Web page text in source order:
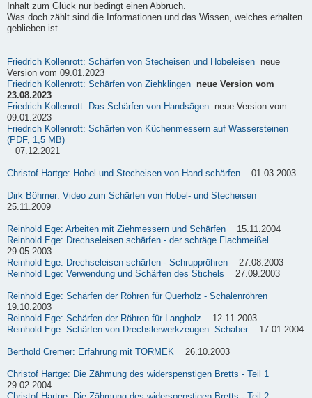
Inhalt zum Glück nur bedingt einen Abbruch.
Was doch zählt sind die Informationen und das Wissen, welches erhalten
geblieben ist.
Friedrich Kollenrott: Schärfen von Stecheisen und Hobeleisen neue
Version vom 09.01.2023
Friedrich Kollenrott: Schärfen von Ziehklingen
neue Version vom
23.08.2023
Friedrich Kollenrott: Das Schärfen von Handsägen neue Version vom
09.01.2023
Friedrich Kollenrott: Schärfen von Küchenmessern auf Wassersteinen
(PDF, 1,5 MB)
07.12.2021
Christof Hartge: Hobel und Stecheisen von Hand schärfen 01.03.2003
Dirk Böhmer: Video zum Schärfen von Hobel- und Stecheisen
25.11.2009
Reinhold Ege: Arbeiten mit Ziehmessern und Schärfen 15.11.2004
Reinhold Ege: Drechseleisen schärfen - der schräge Flachmeißel
29.05.2003
Reinhold Ege: Drechseleisen schärfen - Schruppröhren 27.08.2003
Reinhold Ege: Verwendung und Schärfen des Stichels 27.09.2003
Reinhold Ege: Schärfen der Röhren für Querholz - Schalenröhren
19.10.2003
Reinhold Ege: Schärfen der Röhren für Langholz 12.11.2003
Reinhold Ege: Schärfen von Drechslerwerkzeugen: Schaber 17.01.2004
Berthold Cremer: Erfahrung mit TORMEK 26.10.2003
Christof Hartge: Die Zähmung des widerspenstigen Bretts - Teil 1
29.02.2004